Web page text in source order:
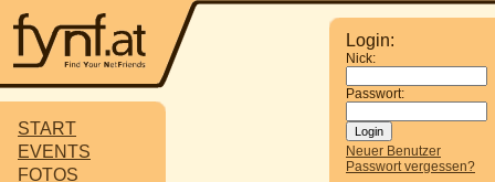
START
EVENTS
FOTOS
Login:
Nick:
Passwort:
Neuer Benutzer
Passwort vergessen?